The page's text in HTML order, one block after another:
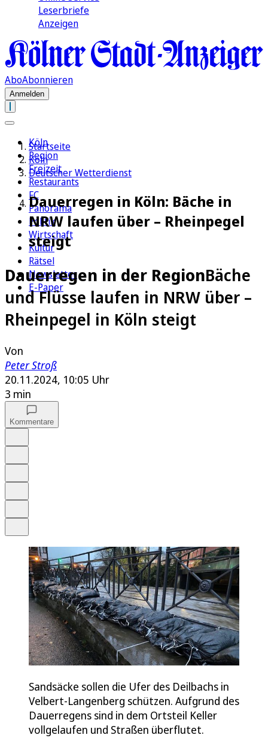
Leserbriefe
Anzeigen
AboAbonnieren
Anmelden
Köln
Region
Freizeit
Restaurants
FC
Panorama
Politik
Wirtschaft
Kultur
Rätsel
Newsletter
E-Paper
Startseite
Köln
Deutscher Wetterdienst
Dauerregen in Köln: Bäche in
NRW laufen über – Rheinpegel
steigt
Dauerregen in der RegionBäche
und Flüsse laufen in NRW über –
Rheinpegel in Köln steigt
Von
Peter Stroß
20.11.2024, 10:05 Uhr
3 min
Kommentare
Sandsäcke sollen die Ufer des Deilbachs in
Velbert-Langenberg schützen. Aufgrund des
Dauerregens sind in dem Ortsteil Keller
vollgelaufen und Straßen überflutet.